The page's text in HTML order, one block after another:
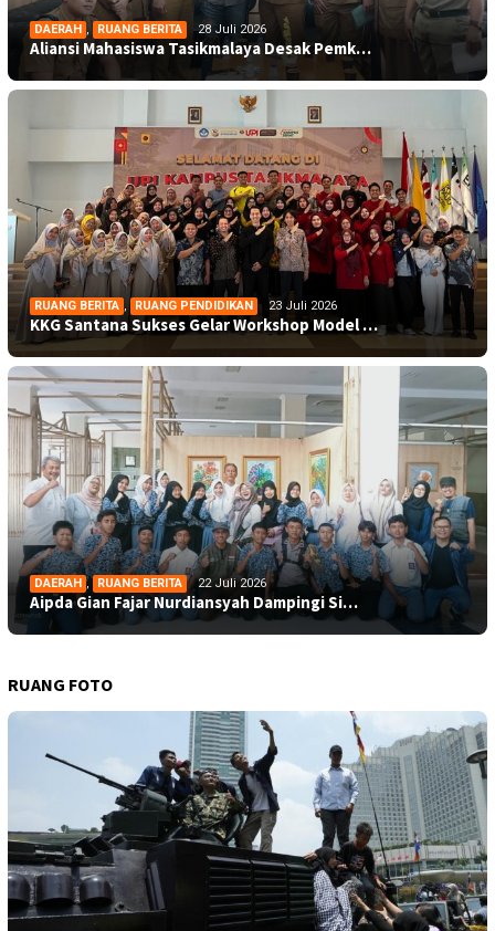
DAERAH , RUANG BERITA 28 Juli 2026
Aliansi Mahasiswa Tasikmalaya Desak Pemk…
RUANG BERITA , RUANG PENDIDIKAN 23 Juli 2026
KKG Santana Sukses Gelar Workshop Model …
DAERAH , RUANG BERITA 22 Juli 2026
Aipda Gian Fajar Nurdiansyah Dampingi Si…
RUANG FOTO